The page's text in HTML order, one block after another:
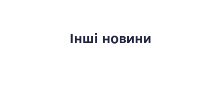
Інші новини